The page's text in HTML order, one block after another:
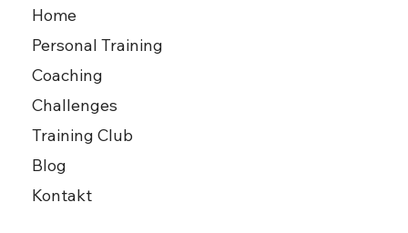
Home
Personal Training
Coaching
Challenges
Training Club
Blog
Kontakt